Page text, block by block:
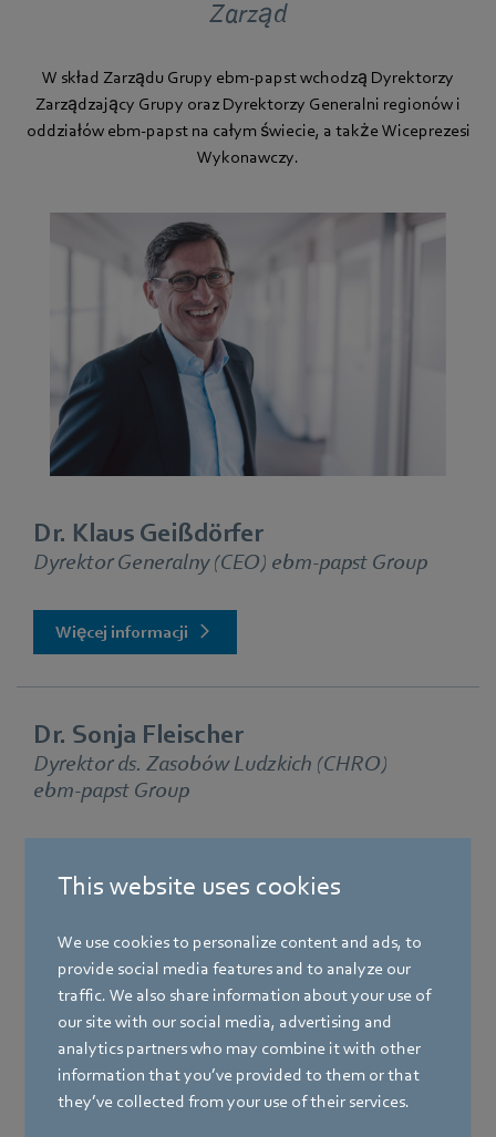
This website uses cookies
We use cookies to personalize content and ads, to
provide social media features and to analyze our
traffic. We also share information about your use of
our site with our social media, advertising and
analytics partners who may combine it with other
information that you’ve provided to them or that
they’ve collected from your use of their services.
Zarząd
W skład Zarządu Grupy ebm‑papst wchodzą Dyrektorzy
Zarządzający Grupy oraz Dyrektorzy Generalni regionów i
oddziałów ebm‑papst na całym świecie, a także Wiceprezesi
Wykonawczy.
Dr. Klaus Geißdörfer
Dyrektor Generalny (CEO) ebm‑papst Group
Więcej informacji
Dr. Sonja Fleischer
Dyrektor ds. Zasobów Ludzkich (CHRO)
ebm‑papst Group